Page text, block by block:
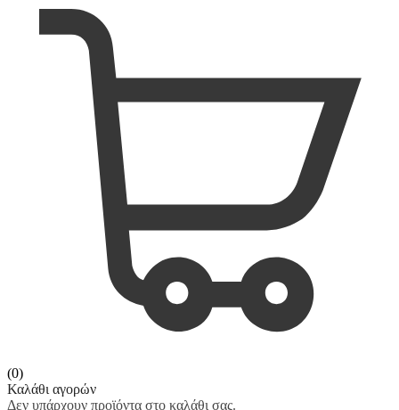
(0)
Καλάθι αγορών
Δεν υπάρχουν προϊόντα στο καλάθι σας.